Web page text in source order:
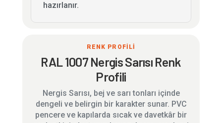
hazırlanır.
RENK PROFİLİ
RAL 1007 Nergis Sarısı Renk
Profili
Nergis Sarısı, bej ve sarı tonları içinde
dengeli ve belirgin bir karakter sunar. PVC
pencere ve kapılarda sıcak ve davetkâr bir